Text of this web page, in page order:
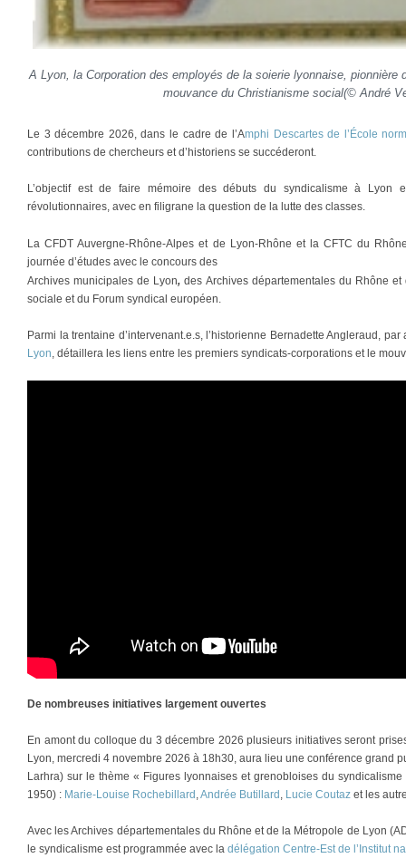
A Lyon, la Corporation des employés de la soierie lyonnaise, pionnière
mouvance du Christianisme social(© André
Le 3 décembre 2026, dans le cadre de l’Amphi Descartes de l’École
contributions de chercheurs et d’historiens se succéderont.
L’objectif est de faire mémoire des débuts du syndicalisme à Lyon
révolutionnaires, avec en filigrane la question de la lutte des classes.
La CFDT Auvergne-Rhône-Alpes et de Lyon-Rhône et la CFTC du
journée d’études avec le concours des
Archives municipales de Lyon, des Archives départementales du Rhône
sociale et du Forum syndical européen.
Parmi la trentaine d’intervenant.e.s, l’historienne Bernadette Angleraud, par
Lyon , détaillera les liens entre les premiers syndicats-corporations et le
De nombreuses initiatives largement ouvertes
En amont du colloque du 3 décembre 2026 plusieurs initiatives seront
Lyon, mercredi 4 novembre 2026 à 18h30, aura lieu une conférence grand
Larhra) sur le thème « Figures lyonnaises et grenobloises du
1950) : Marie-Louise Rochebillard Andrée Butillard Lucie Coutaz et les
Avec les Archives départementales du Rhône et de la Métropole de Lyon
le syndicalisme est programmée avec la délégation Centre-Est de l’Institut